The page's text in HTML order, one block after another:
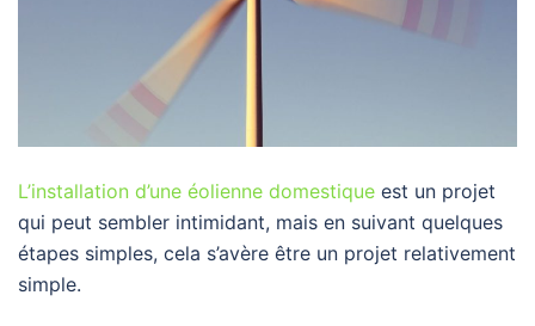
L’installation d’une éolienne domestique est un projet
qui peut sembler intimidant, mais en suivant quelques
étapes simples, cela s’avère être un projet relativement
simple.